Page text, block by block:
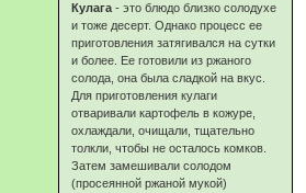
Кулага - это блюдо близко солодухе
и тоже десерт. Однако процесс ее
приготовления затягивался на сутки
и более. Ее готовили из ржаного
солода, она была сладкой на вкус.
Для приготовления кулаги
отваривали картофель в кожуре,
охлаждали, очищали, тщательно
толкли, чтобы не осталось комков.
Затем замешивали солодом
(просеянной ржаной мукой)